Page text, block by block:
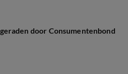
door Consumentenbond